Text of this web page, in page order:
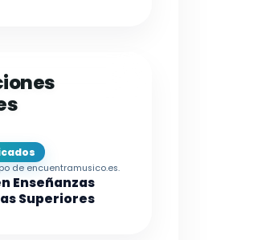
de encuentramusico.es.
Enseñanzas
Superiores